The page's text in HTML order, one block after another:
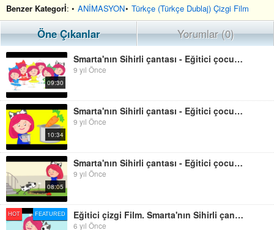
Benzer Kategorİ: • ANİMASYON• Türkçe (Türkçe Dublaj) Çizgi Film
Öne Çıkanlar Yorumlar (0)
09:30
Smarta'nın Sihirli çantası - Eğitici çocuk çizgi Filmi. - Smarta`nın Doğum Günü
9 yıl Önce
10:34
Smarta'nın Sihirli çantası - Eğitici çocuk çizgi Filmi. Bölüm 4 - Smarta Yemek Yapıyor.
9 yıl Önce
08:05
Smarta'nın Sihirli çantası - Eğitici çocuk çizgi Filmi. Bölüm 7- Smarta çiiçeklere Bakıyor
9 yıl Önce
HOT FEATURED Eğitici çizgi Film. Smarta'nın Sihirli çantası. Smarta Hasta Mı Oldu? Seçkin Bölümler
6 yıl Önce